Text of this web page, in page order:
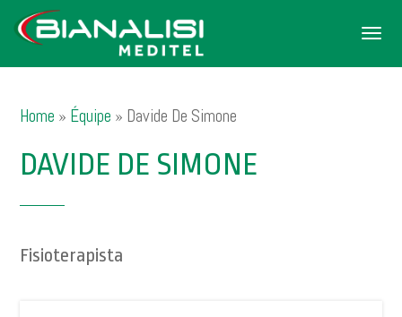
Menu
Home » Équipe » Davide De Simone
DAVIDE DE SIMONE
Fisioterapista